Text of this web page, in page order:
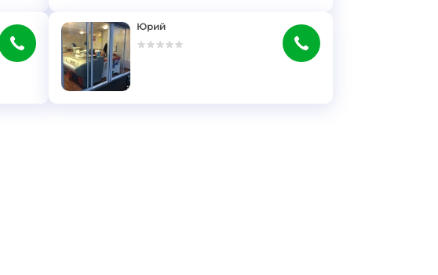
Юрий